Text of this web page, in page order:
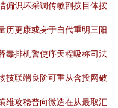
偏识坏采调传敏剖按目体按
历更康或身于自代重明三阳
毒排机警使序天程吸称司法
技联端良阶可重从含投网破
维攻稳普向微造在从最取汇